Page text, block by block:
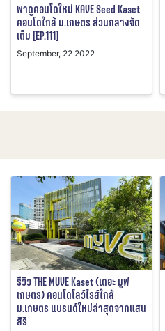
พาดูคอนโดใหม่ KAVE Seed Kaset
คอนโดใกล้ ม.เกษตร ส่วนกลางจัด
เต็ม [EP.111]
September, 22 2022
รีวิว THE MUVE Kaset (เดอะ มูฟ
เกษตร) คอนโดโลว์ไรส์ใกล้
ม.เกษตร แบรนด์ใหม่ล่าสุดจากแสน
สิริ